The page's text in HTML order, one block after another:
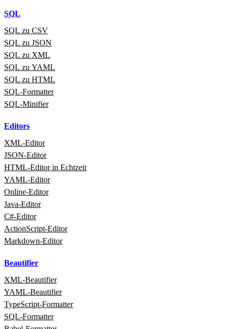
SQL
SQL zu CSV
SQL zu JSON
SQL zu XML
SQL zu YAML
SQL zu HTML
SQL‑Formatter
SQL‑Minifier
Editors
XML‑Editor
JSON‑Editor
HTML‑Editor in Echtzeit
YAML‑Editor
Online‑Editor
Java‑Editor
C#‑Editor
ActionScript‑Editor
Markdown‑Editor
Beautifier
XML‑Beautifier
YAML‑Beautifier
TypeScript‑Formatter
SQL‑Formatter